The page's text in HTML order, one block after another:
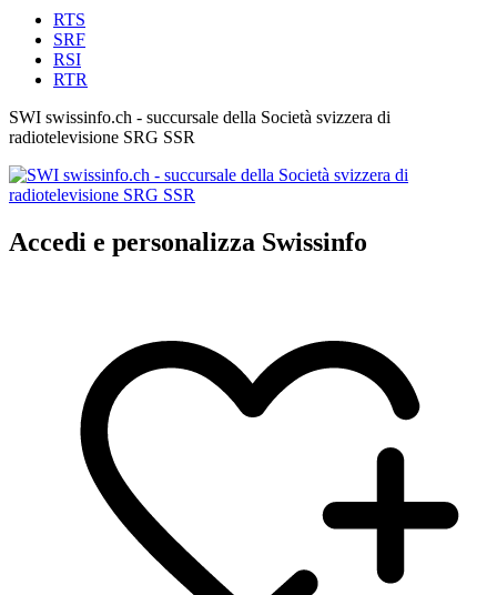
RTS
SRF
RSI
RTR
SWI swissinfo.ch - succursale della Società svizzera di
radiotelevisione SRG SSR
Accedi e personalizza Swissinfo